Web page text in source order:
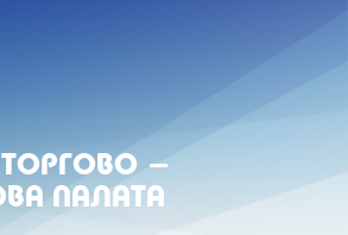
ТОРГОВО -
ПАЛАТА